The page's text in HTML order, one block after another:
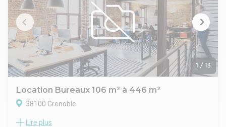
place bénéficient ainsi d’un cadre professionnel attractif qui
conjugue confort, fonctionnalité et proximité immédiate des
commodités urbaines. L’ensemble constitue une adresse
appréciée par les professionnels en quête d’un lieu de travail
moderne et dynamique.
1 / 13
Location Bureaux 106 m² à 446 m²
38100 Grenoble
À la recherche d'un espace de bureau à Grenoble ? Ne
Lire plus